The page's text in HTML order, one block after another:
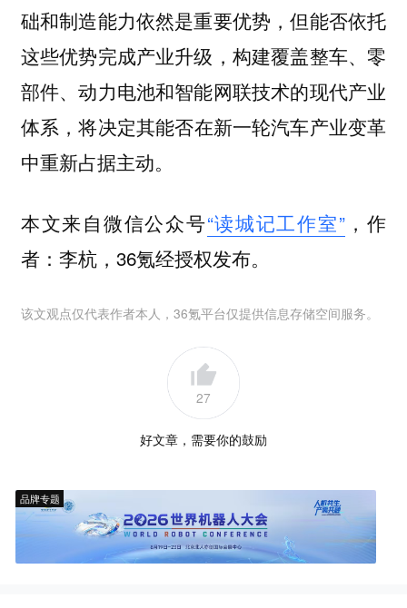
础和制造能力依然是重要优势，但能否依托
这些优势完成产业升级，构建覆盖整车、零
部件、动力电池和智能网联技术的现代产业
体系，将决定其能否在新一轮汽车产业变革
中重新占据主动。
本文来自微信公众号“读城记工作室”，作
者：李杭，36氪经授权发布。
该文观点仅代表作者本人，36氪平台仅提供信息存储空间服务。
27
好文章，需要你的鼓励
品牌专题